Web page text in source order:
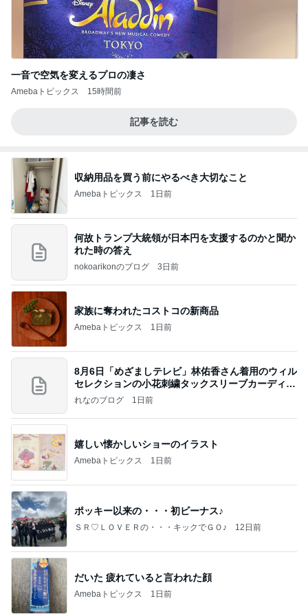
一音で空気を変えるプロの凄さ
Amebaトピックス 15時間前
記事を読む
収納用品を買う前にやるべき大切なこと
Amebaトピックス 1日前
何故トランプ大統領が日本円を支援するのかと聞か
れた時の答え
nokoarikonのブログ 3日前
家族に奪われたコストコの新商品
Amebaトピックス 1日前
8月6日「めざましテレビ」林佑香さん着用のウィル
セレクションの小花刺繍タックスリーブカーディガ
ン
れなのブログ 1日前
嬉しい懐かしいショーのイラスト
Amebaトピックス 1日前
ポッキー以来の・・・初ビーナス♪
ＳＲ♡ＬＯＶＥＲの・・・キックでＧＯ♪ 12日前
だいた 疲れていると言われた顔
Amebaトピックス 1日前